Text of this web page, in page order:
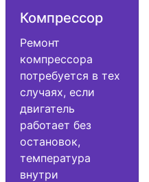
Компрессор
Ремонт
компрессора
потребуется в тех
случаях, если
двигатель
работает без
остановок,
температура
внутри